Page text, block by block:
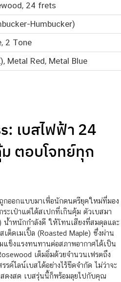
24 frets
Humbucker)
2 Tone
Metal Red, Metal Blue
เบสไฟฟ้า 24
ตอบโจทย์ทุก
กออกแบบมาเพื่อนักดนตรียุคใหม่ที่มอง
ระเป๋าแต่ได้สเปกที่เกินคุ้ม ตัวเบสมา
น้ำหนักกำลังดี ให้โทนเสียงที่สมดุลและ
เต็ดเมเปิ้ล (Roasted Maple) ซึ่งผ่าน
แข็งแรงทนทานต่อสภาพอากาศได้เป็น
เต็มอิ่มด้วยจำนวนเฟรตถึง
ค์ไลน์เบสได้อย่างไร้ขีดจำกัด ไม่ว่าจะ
ดงสด เบสรุ่นนี้ก็พร้อมลุยไปกับคุณ